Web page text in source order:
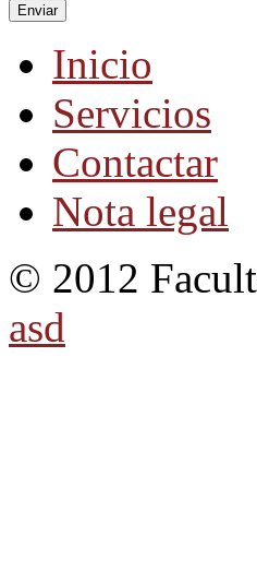
Enviar
Inicio
Servicios
Contactar
Nota legal
© 2012
asd